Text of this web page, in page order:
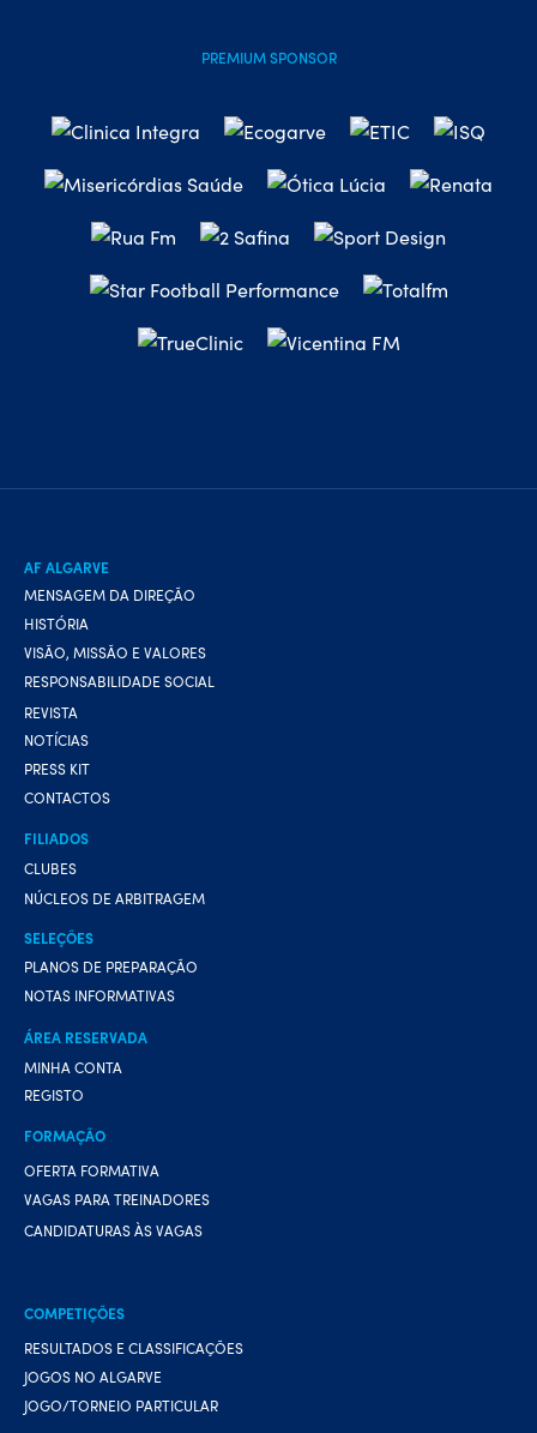
PREMIUM SPONSOR
AF ALGARVE
MENSAGEM DA DIREÇÃO
HISTÓRIA
VISÃO, MISSÃO E VALORES
RESPONSABILIDADE SOCIAL
REVISTA
NOTÍCIAS
PRESS KIT
CONTACTOS
FILIADOS
CLUBES
NÚCLEOS DE ARBITRAGEM
SELEÇÕES
PLANOS DE PREPARAÇÃO
NOTAS INFORMATIVAS
ÁREA RESERVADA
MINHA CONTA
REGISTO
FORMAÇÃO
OFERTA FORMATIVA
VAGAS PARA TREINADORES
CANDIDATURAS ÀS VAGAS
COMPETIÇÕES
RESULTADOS E CLASSIFICAÇÕES
JOGOS NO ALGARVE
JOGO/TORNEIO PARTICULAR